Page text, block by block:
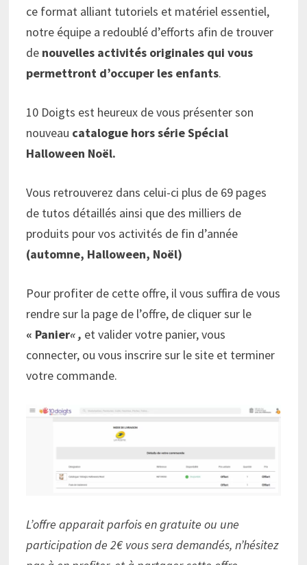
ce format alliant tutoriels et matériel essentiel,
notre équipe a redoublé d’efforts afin de trouver
de nouvelles activités originales qui vous
permettront d’occuper les enfants.
10 Doigts est heureux de vous présenter son
nouveau catalogue hors série Spécial
Halloween Noël.
Vous retrouverez dans celui-ci plus de 69 pages
de tutos détaillés ainsi que des milliers de
produits pour vos activités de fin d’année
(automne, Halloween, Noël)
Pour profiter de cette offre, il vous suffira de vous
rendre sur la page de l’offre, de cliquer sur le
« Panier« , et valider votre panier, vous
connecter, ou vous inscrire sur le site et terminer
votre commande.
L’offre apparait parfois en gratuite ou une
participation de 2€ vous sera demandés, n’hésitez